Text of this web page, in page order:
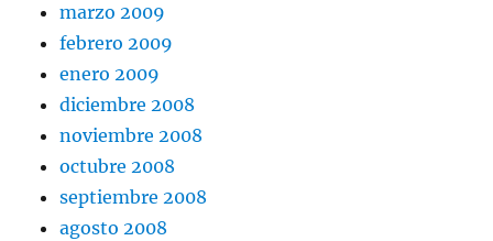
marzo 2009
febrero 2009
enero 2009
diciembre 2008
noviembre 2008
octubre 2008
septiembre 2008
agosto 2008